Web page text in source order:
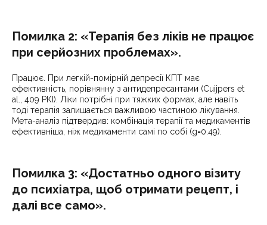
Помилка 2: «Терапія без ліків не працює
при серйозних проблемах».
Працює. При легкій-помірній депресії КПТ має
ефективність, порівнянну з антидепресантами (Cuijpers et
al., 409 РКІ). Ліки потрібні при тяжких формах, але навіть
тоді терапія залишається важливою частиною лікування.
Мета-аналіз підтвердив: комбінація терапії та медикаментів
ефективніша, ніж медикаменти самі по собі (g=0.49).
Помилка 3: «Достатньо одного візиту
до психіатра, щоб отримати рецепт, і
далі все само».